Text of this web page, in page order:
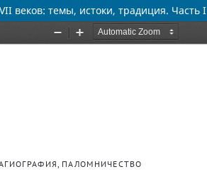
веков: темы, истоки, традиция. Часть I